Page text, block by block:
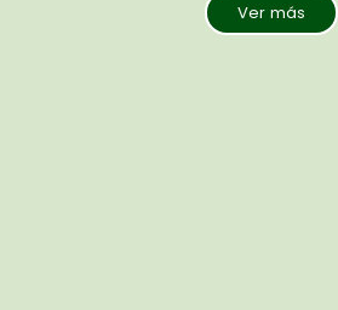
Ver más